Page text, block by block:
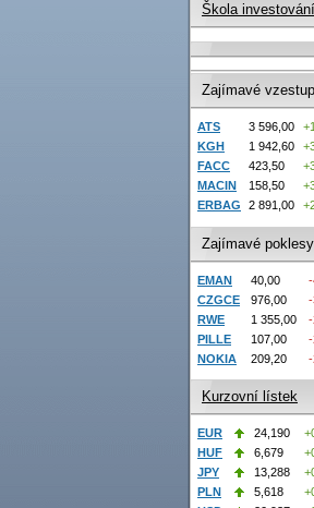
Škola investování
Zajímavé
ATS 3 596,00
KGH
1 942,60
FACC
423,50
MACIN
158,50
ERBAG
2 891,00
Zajímavé poklesy
EMAN 40,00
CZGCE
976,00
RWE
1 355,00
PILLE
107,00
NOKIA
209,20
Kurzovní lístek
EUR 24,190
HUF
6,679
JPY
13,288
PLN
5,618